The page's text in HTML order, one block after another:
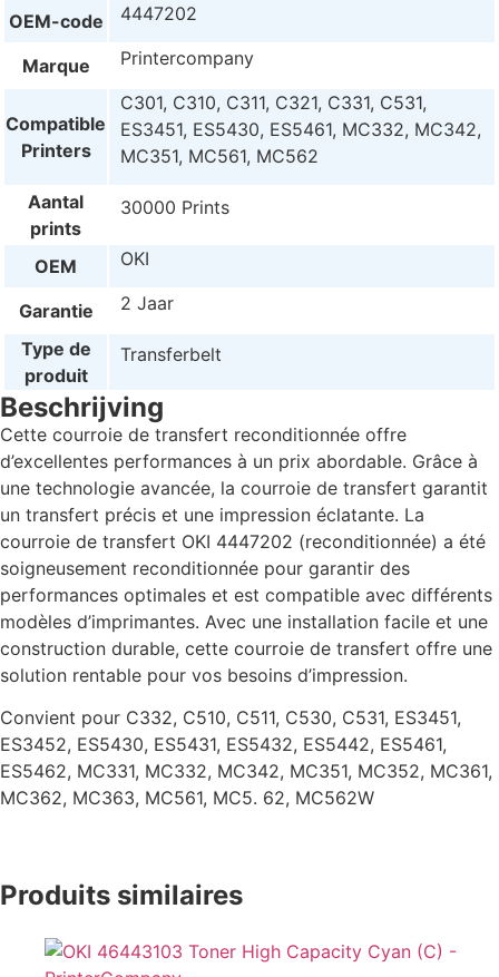
OEM-code 4447202
Marque Printercompany
Compatible
Printers
C301, C310, C311, C321, C331, C531,
ES3451, ES5430, ES5461, MC332, MC342,
MC351, MC561, MC562
Aantal
prints
30000 Prints
OEM OKI
Garantie 2 Jaar
Type de
produit
Transferbelt
Beschrijving
Cette courroie de transfert reconditionnée offre
d’excellentes performances à un prix abordable. Grâce à
une technologie avancée, la courroie de transfert garantit
un transfert précis et une impression éclatante. La
courroie de transfert OKI 4447202 (reconditionnée) a été
soigneusement reconditionnée pour garantir des
performances optimales et est compatible avec différents
modèles d’imprimantes. Avec une installation facile et une
construction durable, cette courroie de transfert offre une
solution rentable pour vos besoins d’impression.
Convient pour C332, C510, C511, C530, C531, ES3451,
ES3452, ES5430, ES5431, ES5432, ES5442, ES5461,
ES5462, MC331, MC332, MC342, MC351, MC352, MC361,
MC362, MC363, MC561, MC5. 62, MC562W
Produits similaires